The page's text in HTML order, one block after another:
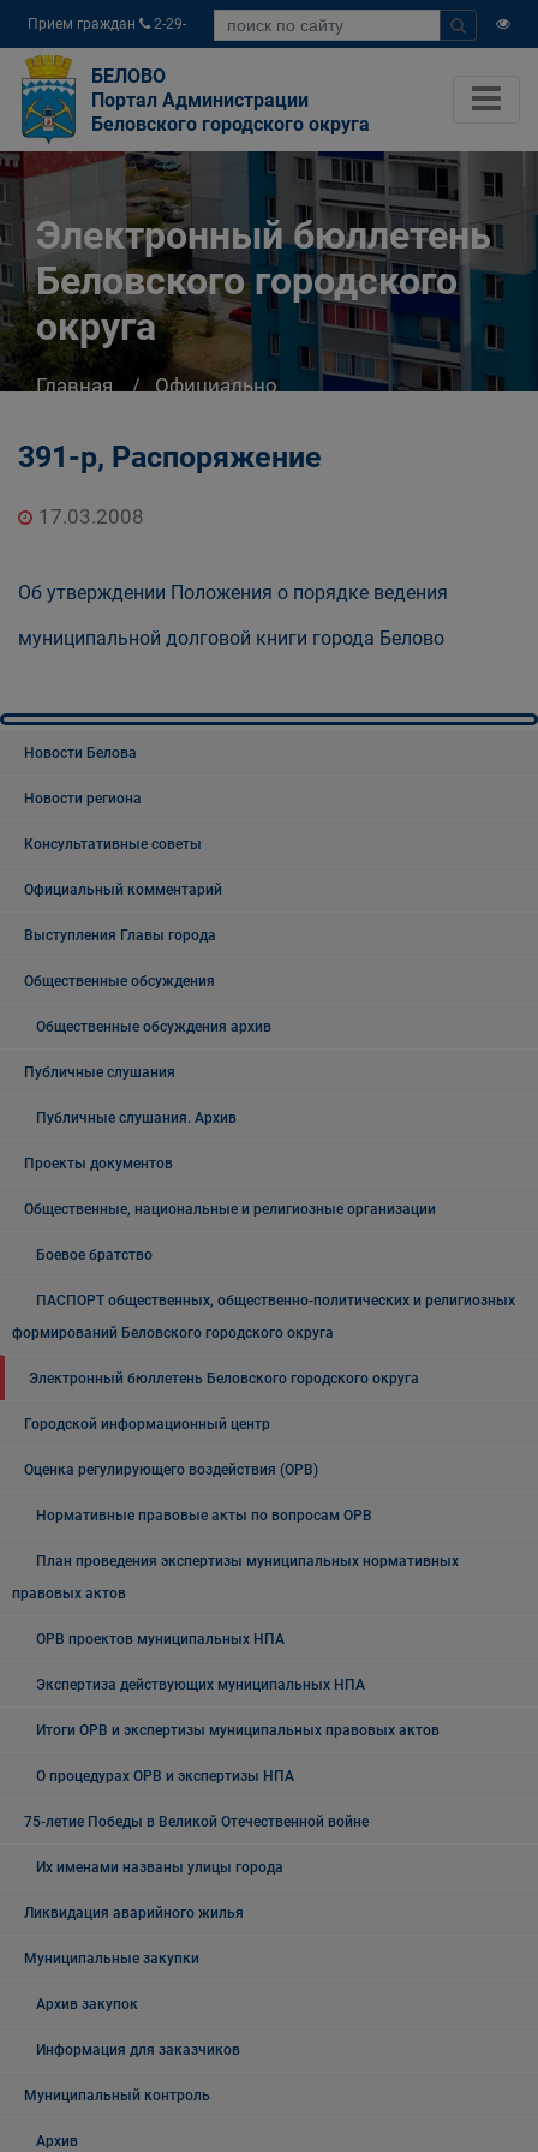
Прием граждан
2-29-
04
БЕЛОВО
Портал Администрации
Беловского городского округа
Электронный бюллетень
Беловского городского
округа
Главная
Официально
городского округа
391-р, Распоряжение
17.03.2008
Об утверждении Положения о порядке ведения
муниципальной долговой книги города Белово
Новости Белова
Новости региона
Консультативные советы
Официальный комментарий
Выступления Главы города
Общественные обсуждения
Общественные обсуждения архив
Публичные слушания
Публичные слушания. Архив
Проекты документов
Общественные, национальные и религиозные организации
Боевое братство
ПАСПОРТ общественных, общественно-политических и религиозных
формирований Беловского городского округа
Электронный бюллетень Беловского городского округа
Городской информационный центр
Оценка регулирующего воздействия (ОРВ)
Нормативные правовые акты по вопросам ОРВ
План проведения экспертизы муниципальных нормативных
правовых актов
ОРВ проектов муниципальных НПА
Экспертиза действующих муниципальных НПА
Итоги ОРВ и экспертизы муниципальных правовых актов
О процедурах ОРВ и экспертизы НПА
75-летие Победы в Великой Отечественной войне
Их именами названы улицы города
Ликвидация аварийного жилья
Муниципальные закупки
Архив закупок
Информация для заказчиков
Муниципальный контроль
Архив